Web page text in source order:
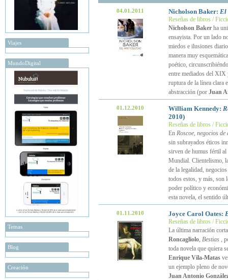
Viajes
MundoDigital
Temas
Blog
Creación
04.01.2011 Nicholson Baker: El
Reseñas de libros /
Nicholson Bakerha
ensayista. Por un lado
miedos e ilusiones
manera muy
poético,
entre mediados del XIX
ruptura de la línea clara
abstracción (por Juan
01.12.2010 William Kennedy:
2010)
Reseñas de libros /
En Roscoe, negocios
sin subrayados éticos
sirven de humus fértil al
Mundial. Clientelismo,
de la legalidad,
todos estos, y más, son
poder político y
esta novela, el sentido
01.11.2010 Joyce Carol Oates:
Reseñas de libros /
La última narración
Roncagliolo, Bestias,
toda novela que quiera
Enrique Vila-Matas
un ejemplo pleno de
Juan Antonio